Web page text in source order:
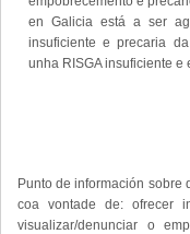
en Galicia está a ser
insuficiente e precaria
unha RISGA insuficiente e
Punto de información sobre
coa vontade de: ofrecer
visualizar/denunciar o